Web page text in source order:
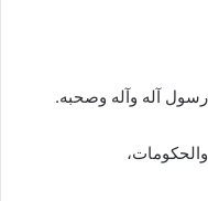
رسول آله وآله وصحبه.